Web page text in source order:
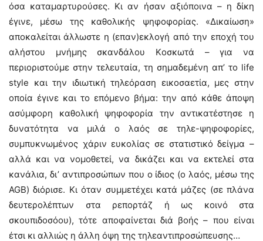
όσα καταμαρτυρούσες. Kι αν ήσαν αξιόποινα – η δίκη
έγινε, μέσω της καθολικής ψηφοφορίας. «Δικαίωση»
αποκαλείται άλλωστε η (επαν)εκλογή από την εποχή του
αλήστου μνήμης σκανδάλου Kοσκωτά – για να
περιοριστούμε στην τελευταία, τη σημαδεμένη απ’ το life
style και την ιδιωτική τηλεόραση εικοσαετία, μες στην
οποία έγινε και το επόμενο βήμα: την από κάθε άποψη
ασύμφορη καθολική ψηφοφορία την αντικατέστησε η
δυνατότητα να μιλά ο λαός σε τηλε-ψηφοφορίες,
συμπυκνωμένος χάριν ευκολίας σε στατιστικό δείγμα –
αλλά και να νομοθετεί, να δικάζει και να εκτελεί στα
κανάλια, δι’ αντιπροσώπων που ο ίδιος (ο λαός, μέσω της
AGB) διόρισε. Κι όταν συμμετέχει κατά μάζες (σε πλάνα
δευτερολέπτων στα ρεπορτάζ ή ως κοινό στα
σκουπιδοσόου), τότε αποφαίνεται διά βοής – που είναι
έτσι κι αλλιώς η άλλη όψη της τηλεαντιπροσώπευσης…